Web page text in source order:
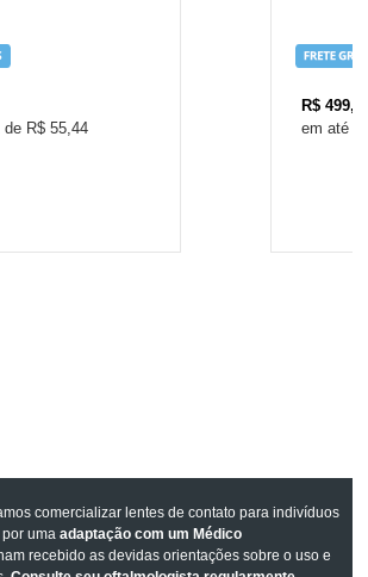
de R$ 55,44
R$
comercializar lentes de contato para indivíduos
por umaadaptação com um Médico
recebido as devidas orientações sobre o uso e